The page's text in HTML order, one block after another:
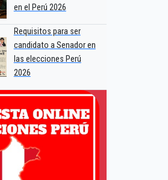
en el Perú 2026
Requisitos para ser
candidato a Senador en
las elecciones Perú
2026